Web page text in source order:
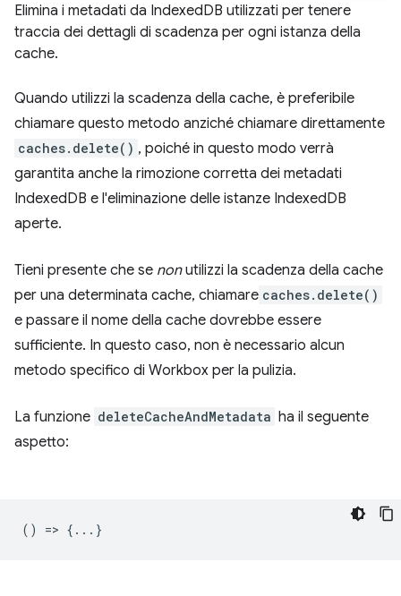
Elimina i metadati da IndexedDB utilizzati per tenere
traccia dei dettagli di scadenza per ogni istanza della
cache.
Quando utilizzi la scadenza della cache, è preferibile
chiamare questo metodo anziché chiamare direttamente
caches.delete() , poiché in questo modo verrà
garantita anche la rimozione corretta dei metadati
IndexedDB e l'eliminazione delle istanze IndexedDB
aperte.
Tieni presente che se nonutilizzi la scadenza della cache
per una determinata cache, chiamare caches.delete()
e passare il nome della cache dovrebbe essere
sufficiente. In questo caso, non è necessario alcun
metodo specifico di Workbox per la pulizia.
La funzione deleteCacheAndMetadata ha il seguente
aspetto:
() => {...}